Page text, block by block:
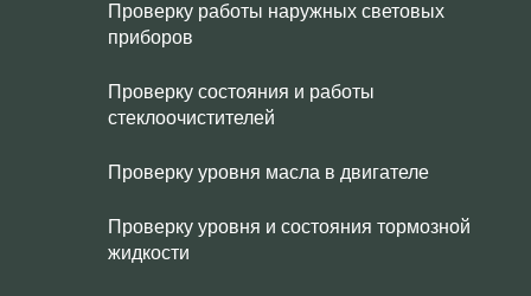
Проверку работы наружных световых
приборов
Проверку состояния и работы
стеклоочистителей
Проверку уровня масла в двигателе
Проверку уровня и состояния тормозной
жидкости